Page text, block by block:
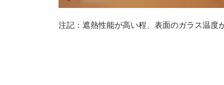
注記：遮熱性能が高い程、表面のガラス温度